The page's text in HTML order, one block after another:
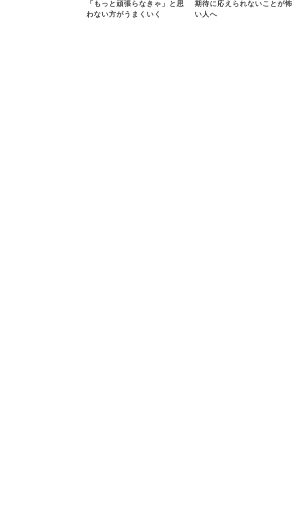
「もっと頑張らなきゃ」と思
わない方がうまくいく
期待に応えられないことが怖
い人へ